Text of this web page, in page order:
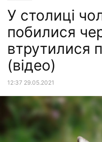
У столиці
пoбилиcя
втрутилися
(відео)
12:37 29.05.2021